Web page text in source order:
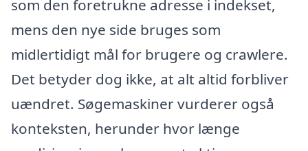
som den foretrukne adresse i indekset,
mens den nye side bruges som
midlertidigt mål for brugere og crawlere.
Det betyder dog ikke, at alt altid forbliver
uændret. Søgemaskiner vurderer også
konteksten, herunder hvor længe